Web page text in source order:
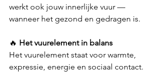
werkt ook jouw innerlijke vuur —
wanneer het gezond en gedragen is.
🔥 Het vuurelement in balans
Het vuurelement staat voor warmte,
expressie, energie en sociaal contact.